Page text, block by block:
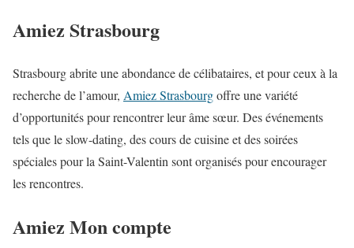
Amiez Strasbourg
Strasbourg abrite une abondance de célibataires, et pour ceux à la
recherche de l’amour, Amiez Strasbourgoffre une variété
d’opportunités pour rencontrer leur âme sœur. Des événements
tels que le slow-dating, des cours de cuisine et des soirées
spéciales pour la Saint-Valentin sont organisés pour encourager
les rencontres.
Amiez Mon compte